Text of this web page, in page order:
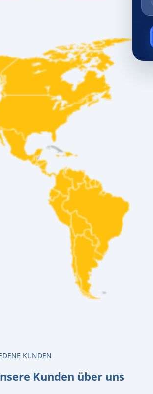
KUNDEN
Kunden über uns